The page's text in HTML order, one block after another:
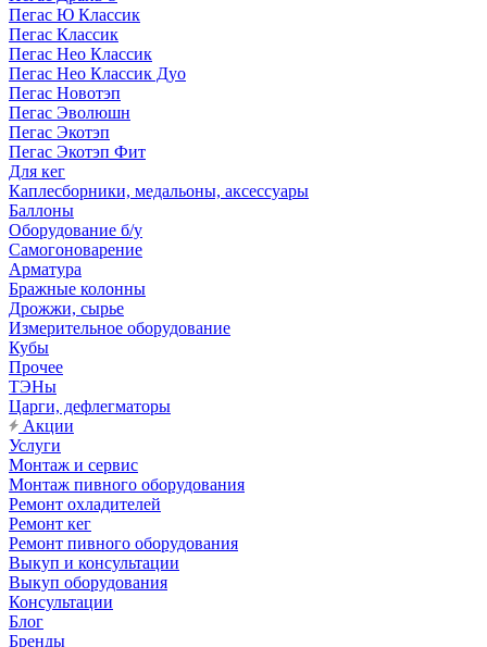
Пегас Ю Классик
Пегас Классик
Пегас Нео Классик
Пегас Нео Классик Дуо
Пегас Новотэп
Пегас Эволюшн
Пегас Экотэп
Пегас Экотэп Фит
Для кег
Каплесборники, медальоны, аксессуары
Баллоны
Оборудование б/у
Самогоноварение
Арматура
Бражные колонны
Дрожжи, сырье
Измерительное оборудование
Кубы
Прочее
ТЭНы
Царги, дефлегматоры
Акции
Услуги
Монтаж и сервис
Монтаж пивного оборудования
Ремонт охладителей
Ремонт кег
Ремонт пивного оборудования
Выкуп и консультации
Выкуп оборудования
Консультации
Блог
Бренды